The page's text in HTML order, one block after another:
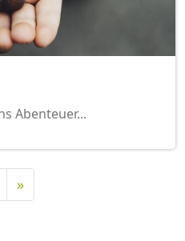
Abenteuer...
»Nächste